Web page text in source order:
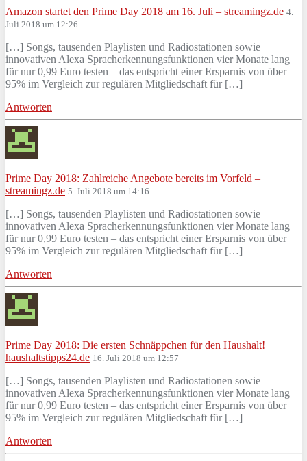
Amazon startet den Prime Day 2018 am 16. Juli – streamingz.de 4.
Juli 2018 um 12:26
[…] Songs, tausenden Playlisten und Radiostationen sowie
innovativen Alexa Spracherkennungsfunktionen vier Monate lang
für nur 0,99 Euro testen – das entspricht einer Ersparnis von über
95% im Vergleich zur regulären Mitgliedschaft für […]
Antworten
Prime Day 2018: Zahlreiche Angebote bereits im Vorfeld –
streamingz.de 5. Juli 2018 um 14:16
[…] Songs, tausenden Playlisten und Radiostationen sowie
innovativen Alexa Spracherkennungsfunktionen vier Monate lang
für nur 0,99 Euro testen – das entspricht einer Ersparnis von über
95% im Vergleich zur regulären Mitgliedschaft für […]
Antworten
Prime Day 2018: Die ersten Schnäppchen für den Haushalt! |
haushaltstipps24.de 16. Juli 2018 um 12:57
[…] Songs, tausenden Playlisten und Radiostationen sowie
innovativen Alexa Spracherkennungsfunktionen vier Monate lang
für nur 0,99 Euro testen – das entspricht einer Ersparnis von über
95% im Vergleich zur regulären Mitgliedschaft für […]
Antworten